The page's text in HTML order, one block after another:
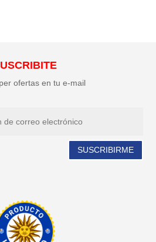
ofertas en tu e-mail
SUSCRIBIRME